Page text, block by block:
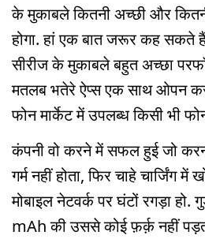
के मुकाबले कितनी अच्छी और
होगा. हां एक बात जरूर कह सकते
सीरीज के मुकाबले बहुत अच्छा
मतलब भतेरे ऐप्स एक साथ ओपन
फोन मार्केट में उपलब्ध किसी भी
कंपनी वो करने में सफल हुई जो
गर्म नहीं होता, फिर चाहे चार्जिंग में
मोबाइल नेटवर्क पर घंटों रगड़ा
mAh की उससे कोई फ़र्क़ नहीं